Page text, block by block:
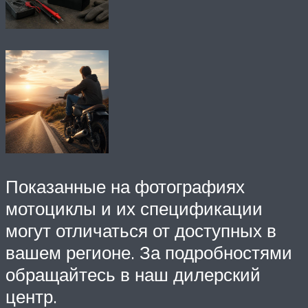
Показанные на фотографиях
мотоциклы и их спецификации
могут отличаться от доступных в
вашем регионе. За подробностями
обращайтесь в наш дилерский
центр.